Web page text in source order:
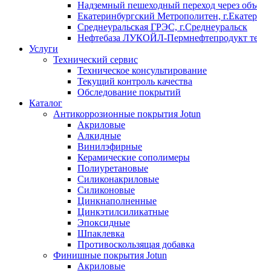
Надземный пешеходный переход через
Екатеринбургский Метрополитен,
Среднеуральская ГРЭС, г.Среднеуральск
Нефтебаза ЛУКОЙЛ-Пермнефтепродукт
Услуги
Технический сервис
Техническое консультирование
Текущий контроль качества
Обследование покрытий
Каталог
Антикоррозионные покрытия Jotun
Акриловые
Алкидные
Винилэфирные
Керамические сополимеры
Полиуретановые
Силиконакриловые
Силиконовые
Цинкнаполненные
Цинкэтилсиликатные
Эпоксидные
Шпаклевка
Противоскользящая добавка
Финишные покрытия Jotun
Акриловые